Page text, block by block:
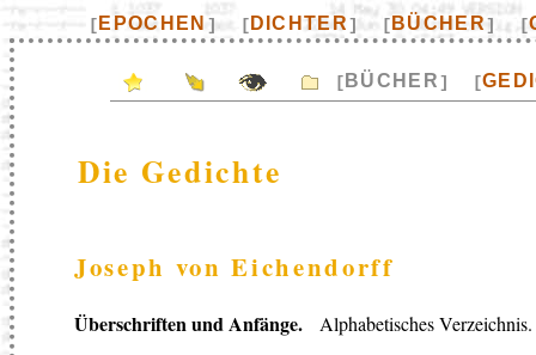
[ EPOCHEN ] [ DICHTER] [ BÜCHER] [
[ BÜCHER] [
Die Gedichte
Joseph von Eichendorff
Überschriften und Anfänge. Alphabetisches Verzeichnis.